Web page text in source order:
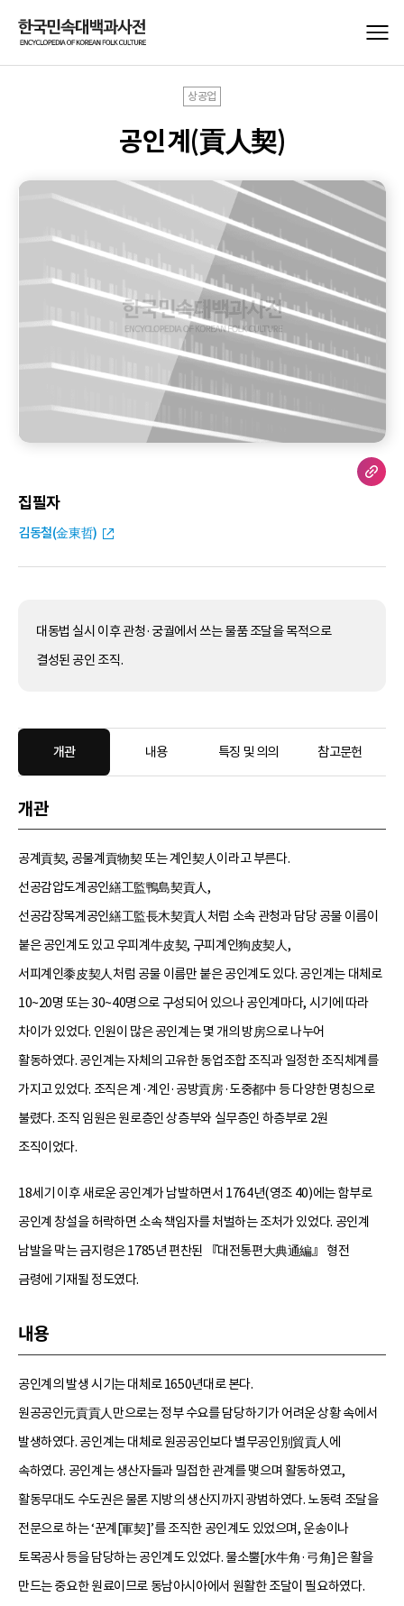
상공업
공인계(貢人契)
집필자
김동철(金東哲)
대동법 실시 이후 관청·궁궐에서 쓰는 물품 조달을 목적으로
결성된 공인 조직.
개관 내용 특징 및 의의 참고문헌
개관
공계貢契, 공물계貢物契 또는 계인契人이라고 부른다.
선공감압도계공인繕工監鴨島契貢人,
선공감장목계공인繕工監長木契貢人처럼 소속 관청과 담당 공물 이름이
붙은 공인계도 있고 우피계牛皮契, 구피계인狗皮契人,
서피계인黍皮契人처럼 공물 이름만 붙은 공인계도 있다. 공인계는 대체로
10~20명 또는 30~40명으로 구성되어 있으나 공인계마다, 시기에 따라
차이가 있었다. 인원이 많은 공인계는 몇 개의 방房으로 나누어
활동하였다. 공인계는 자체의 고유한 동업조합 조직과 일정한 조직체계를
가지고 있었다. 조직은 계·계인·공방貢房·도중都中 등 다양한 명칭으로
불렸다. 조직 임원은 원로층인 상층부와 실무층인 하층부로 2원
조직이었다.
18세기 이후 새로운 공인계가 남발하면서 1764년(영조 40)에는 함부로
공인계 창설을 허락하면 소속 책임자를 처벌하는 조처가 있었다. 공인계
남발을 막는 금지령은 1785년 편찬된 『대전통편大典通編』 형전
금령에 기재될 정도였다.
내용
공인계의 발생 시기는 대체로 1650년대로 본다.
원공공인元貢貢人만으로는 정부 수요를 담당하기가 어려운 상황 속에서
발생하였다. 공인계는 대체로 원공공인보다 별무공인別貿貢人에
속하였다. 공인계는 생산자들과 밀접한 관계를 맺으며 활동하였고,
활동무대도 수도권은 물론 지방의 생산지까지 광범하였다. 노동력 조달을
전문으로 하는 ‘꾼계[軍契]’를 조직한 공인계도 있었으며, 운송이나
토목공사 등을 담당하는 공인계도 있었다. 물소뿔[水牛角·弓角]은 활을
만드는 중요한 원료이므로 동남아시아에서 원활한 조달이 필요하였다.